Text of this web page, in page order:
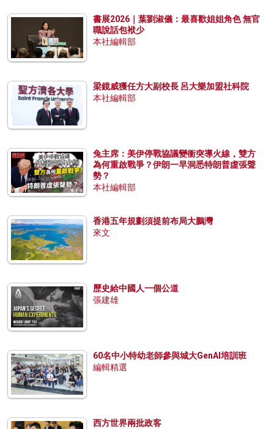
書展2026｜葉劉淑儀：最喜歡姐姐角色 無官
職說話包袱少
本社編輯部
梁鏡威獲任方大副校長 呂大樂加盟社科院
本社編輯部
兔主席：美伊停戰協議變衝突導火線，雙方
為何重啟戰爭？伊朗一早洞悉特朗普虛張聲
勢？
本社編輯部
香港五年規劃須提前布局大鵬灣
來文
歷史給中國人一個公道
張建雄
60名中小特幼老師參與城大GenAI培訓班
編輯精選
西方世界兩批政客